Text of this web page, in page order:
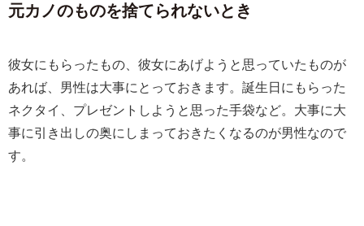
元カノのものを捨てられないとき
彼女にもらったもの、彼女にあげようと思っていたものが
あれば、男性は大事にとっておきます。誕生日にもらった
ネクタイ、プレゼントしようと思った手袋など。大事に大
事に引き出しの奥にしまっておきたくなるのが男性なので
す。